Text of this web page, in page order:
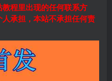
程里出现的任何联系方
承担，本站不承担任何责